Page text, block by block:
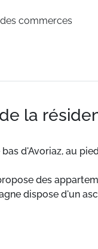
commerces
la
d'Avoriaz, au
des
dispose d'un
sur les